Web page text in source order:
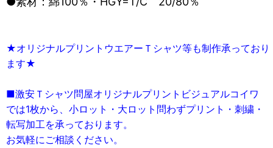
★オリジナルプリントウエアーＴシャツ等も制作承っており
ます★
■激安Ｔシャツ問屋オリジナルプリントビジュアルコイワ
では1枚から、小ロット・大ロット問わずプリント・刺繍・
転写加工を承っております。
お気軽にご相談ください。